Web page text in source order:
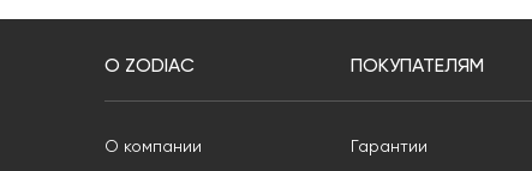
О ZODIAC ПОКУПАТЕЛЯМ
О компании
Гарантии